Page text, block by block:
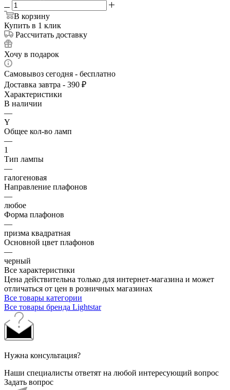
В корзину
Купить в 1 клик
Рассчитать доставку
Хочу в подарок
Самовывоз сегодня - бесплатно
Доставка завтра - 390 ₽
Характеристики
В наличии
—
Y
Общее кол-во ламп
—
1
Тип лампы
—
галогеновая
Направление плафонов
—
любое
Форма плафонов
—
призма квадратная
Основной цвет плафонов
—
черный
Все характеристики
Цена действительна только для интернет-магазина и может
отличаться от цен в розничных магазинах
Все товары категории
Все товары бренда Lightstar
Нужна консультация?
Наши специалисты ответят на любой интересующий вопрос
Задать вопрос